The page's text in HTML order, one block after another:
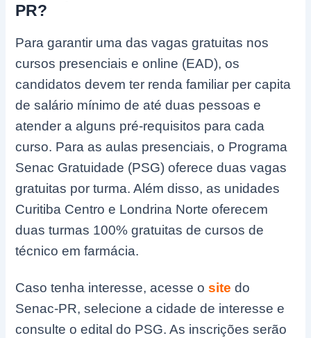
PR?
Para garantir uma das vagas gratuitas nos
cursos presenciais e online (EAD), os
candidatos devem ter renda familiar per capita
de salário mínimo de até duas pessoas e
atender a alguns pré-requisitos para cada
curso. Para as aulas presenciais, o Programa
Senac Gratuidade (PSG) oferece duas vagas
gratuitas por turma. Além disso, as unidades
Curitiba Centro e Londrina Norte oferecem
duas turmas 100% gratuitas de cursos de
técnico em farmácia.
Caso tenha interesse, acesse o site do
Senac-PR, selecione a cidade de interesse e
consulte o edital do PSG. As inscrições serão